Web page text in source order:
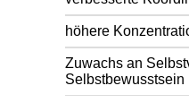
höhere
Zuwachs an
Selbstbewusstsein